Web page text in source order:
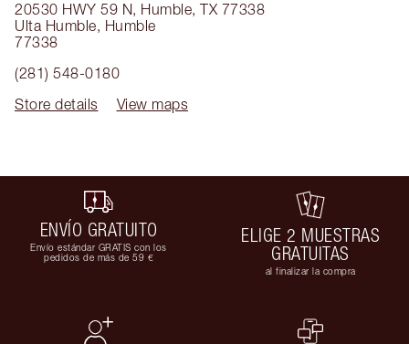
20530 HWY 59 N, Humble, TX 77338
Ulta Humble, Humble
77338
(281) 548-0180
Store details
View maps
ENVÍO GRATUITO
Envío estándar GRATIS con los
pedidos de más de 59 €
ELIGE 2 MUESTRAS
GRATUITAS
al finalizar la compra